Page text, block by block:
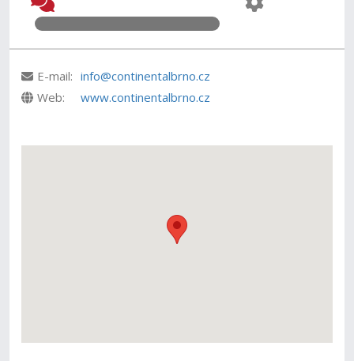
E-mail: info@continentalbrno.cz
Web:
www.continentalbrno.cz